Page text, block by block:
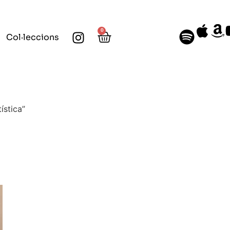
Col·leccions
0